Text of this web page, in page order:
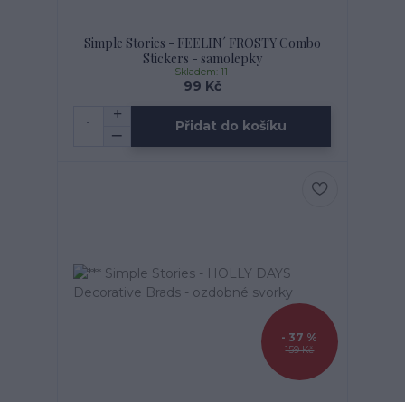
Simple Stories - FEELIN´ FROSTY Combo
Stickers - samolepky
99 Kč
Skladem: 11
Přidat do košíku
159 Kč
- 37 %